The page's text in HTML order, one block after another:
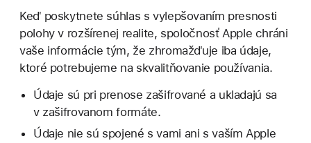
Keď poskytnete súhlas s vylepšovaním presnosti
polohy v rozšírenej realite, spoločnosť Apple chráni
vaše informácie tým, že zhromažďuje iba údaje,
ktoré potrebujeme na skvalitňovanie používania.
Údaje sú pri prenose zašifrované a ukladajú sa
v zašifrovanom formáte.
Údaje nie sú spojené s vami ani s vaším Apple